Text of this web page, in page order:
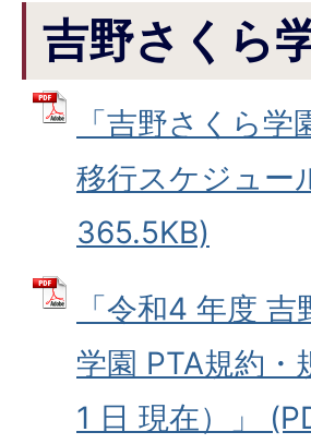
吉野さくら
「吉野さくら
移行スケジュー
365.5KB)
「令和4 年度
学園 PTA規約
1 日 現在）」